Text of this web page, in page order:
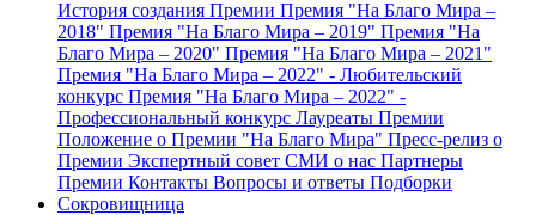
История создания Премии Премия "На Благо Мира –
2018" Премия "На Благо Мира – 2019" Премия "На
Благо Мира – 2020" Премия "На Благо Мира – 2021"
Премия "На Благо Мира – 2022" - Любительский
конкурс Премия "На Благо Мира – 2022" -
Профессиональный конкурс Лауреаты Премии
Положение о Премии "На Благо Мира" Пресс-релиз о
Премии Экспертный совет СМИ о нас Партнеры
Премии Контакты Вопросы и ответы Подборки
Сокровищница